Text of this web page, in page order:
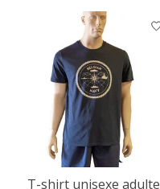
T-shirt unisexe adulte